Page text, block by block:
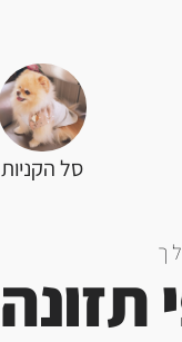
סל הקניות
תזונה